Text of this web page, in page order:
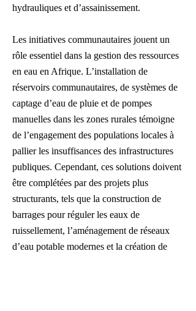
hydrauliques et d’assainissement.
Les initiatives communautaires jouent un
rôle essentiel dans la gestion des ressources
en eau en Afrique. L’installation de
réservoirs communautaires, de systèmes de
captage d’eau de pluie et de pompes
manuelles dans les zones rurales témoigne
de l’engagement des populations locales à
pallier les insuffisances des infrastructures
publiques. Cependant, ces solutions doivent
être complétées par des projets plus
structurants, tels que la construction de
barrages pour réguler les eaux de
ruissellement, l’aménagement de réseaux
d’eau potable modernes et la création de